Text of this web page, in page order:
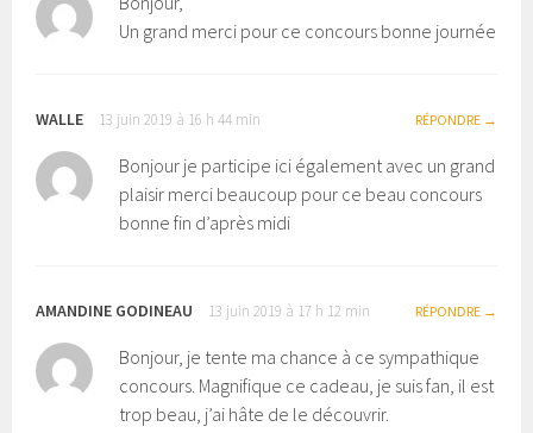
Un grand merci pour ce concours bonne journée
WALLE 13 juin 2019 à 16 h 44 min RÉPONDRE
Bonjour je participe ici également avec un grand
plaisir merci beaucoup pour ce beau concours
bonne fin d’après midi
AMANDINE GODINEAU 13 juin 2019 à 17 h 12 min RÉPONDRE
Bonjour, je tente ma chance à ce sympathique
concours. Magnifique ce cadeau, je suis fan, il est
trop beau, j’ai hâte de le découvrir.